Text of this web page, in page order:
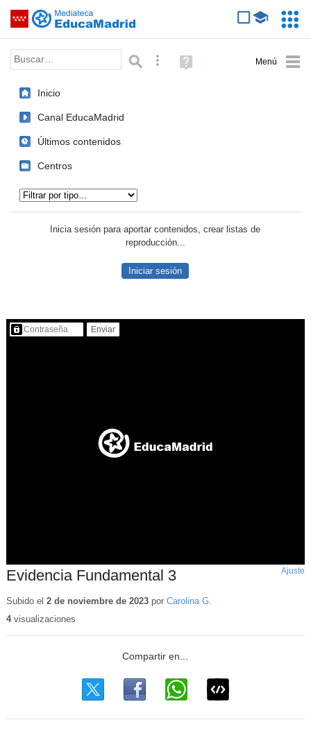
Saltar navegación
Palabra o frase: Búsqueda avanzada
Ayuda
(en
Inicio
Canal EducaMadrid
Últimos contenidos
Centros
Inicia sesión para aportar contenidos, crear listas de
reproducción...
Iniciar sesión
Contenido protegido…
Evidencia Fundamental 3 Ajuste
Subido el 2 de noviembre de 2023por Carolina G.
4visualizaciones